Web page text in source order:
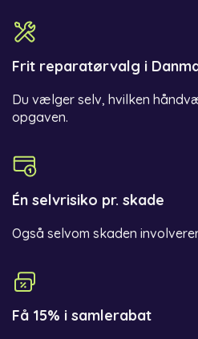
Frit reparatørvalg i
Du vælger selv, hvilken
opgaven.
Én selvrisiko pr. skade
Også selvom skaden
Få 15% i samlerabat